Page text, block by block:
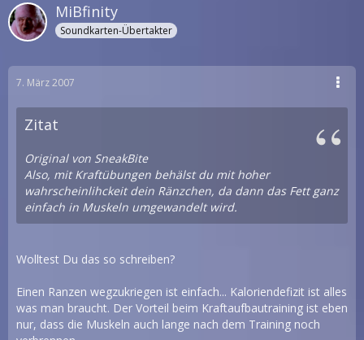
MiBfinity
Soundkarten-Übertakter
7. März 2007
Zitat
Original von SneakBite
Also, mit Kraftübungen behälst du mit hoher
wahrscheinlihckeit dein Ränzchen, da dann das Fett ganz
einfach in Muskeln umgewandelt wird.
Wolltest Du das so schreiben?
Einen Ranzen wegzukriegen ist einfach... Kaloriendefizit ist alles
was man braucht. Der Vorteil beim Kraftaufbautraining ist eben
nur, dass die Muskeln auch lange nach dem Training noch